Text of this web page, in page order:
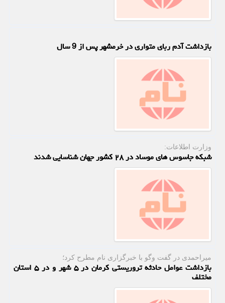
بازداشت آدم ربای متواری در خرمشهر پس از 9 سال
وزارت اطلاعات:
شبکه جاسوس های موساد در ۲۸ کشور جهان شناسایی شدند
میراحمدی در گفت وگو با خبرگزاری نام مطرح كرد؛
بازداشت عوامل حادثه تروریستی کرمان در ۵ شهر و در ۵ استان
مختلف